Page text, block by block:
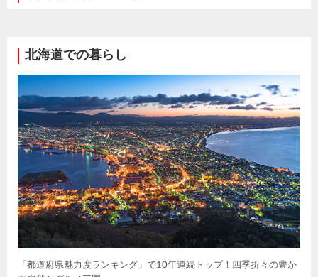
北海道での暮らし
「都道府県魅力度ランキング」で10年連続トップ！四季折々の豊か